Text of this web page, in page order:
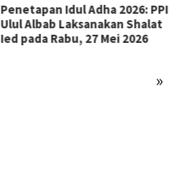
»
Penetapan Idul Adha 2026: PPI
Ulul Albab Laksanakan Shalat
Ied pada Rabu, 27 Mei 2026